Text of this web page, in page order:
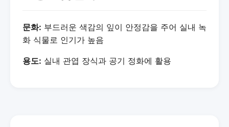
문화: 부드러운 색감의 잎이 안정감을 주어 실내 녹
화 식물로 인기가 높음
용도: 실내 관엽 장식과 공기 정화에 활용